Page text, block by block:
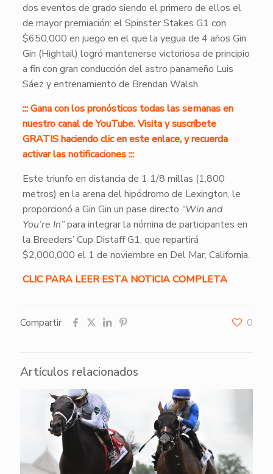
dos eventos de grado siendo el primero de ellos el
de mayor premiación: el Spinster Stakes G1 con
$650,000 en juego en el que la yegua de 4 años Gin
Gin (Hightail) logró mantenerse victoriosa de principio
a fin con gran conducción del astro panameño Luis
Sáez y entrenamiento de Brendan Walsh.
::: Gana con los pronósticos todas las semanas en
nuestro canal de YouTube. Visita y suscríbete
GRATIS haciendo clic en este enlace, y recuerda
activar las notificaciones :::
Este triunfo en distancia de 1 1/8 millas (1,800
metros) en la arena del hipódromo de Lexington, le
proporcionó a Gin Gin un pase directo “Win and
You’re In”para integrar la nómina de participantes en
la Breeders’ Cup Distaff G1, que repartirá
$2,000,000 el 1 de noviembre en Del Mar, California.
CLIC PARA LEER ESTA NOTICIA COMPLETA
Compartir 0
Artículos relacionados